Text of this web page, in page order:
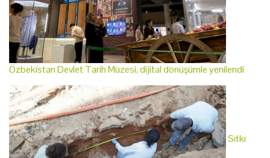
Özbekistan Devlet Tarih Müzesi, dijital dönüşümle yenilendi
Sıtkı